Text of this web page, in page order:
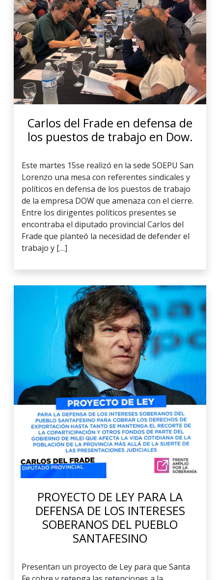
Carlos del Frade en defensa de
los puestos de trabajo en Dow.
Este martes 15se realizó en la sede SOEPU San
Lorenzo una mesa con referentes sindicales y
políticos en defensa de los puestos de trabajo
de la empresa DOW que amenaza con el cierre.
Entre los dirigentes políticos presentes se
encontraba el diputado provincial Carlos del
Frade que planteó la necesidad de defender el
trabajo y […]
PROYECTO DE LEY PARA LA
DEFENSA DE LOS INTERESES
SOBERANOS DEL PUEBLO
SANTAFESINO
Presentan un proyecto de Ley para que Santa